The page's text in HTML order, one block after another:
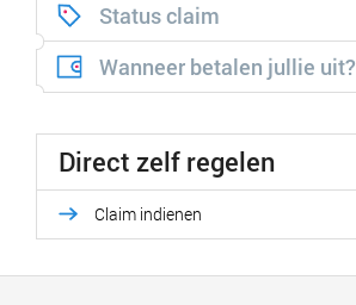
Status claim
Wanneer betalen jullie uit?
Direct zelf regelen
Claim indienen